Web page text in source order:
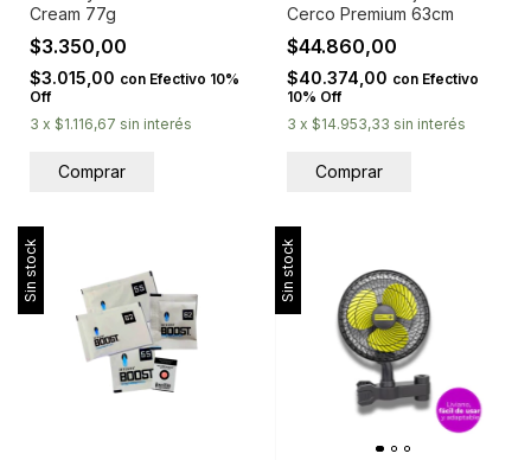
Cream 77g
$3.350,00
$3.015,00 con Efectivo 10%
Off
3 x $1.116,67 sin interés
Cerco Premium 63cm
$44.860,00
$40.374,00 con Efectivo
10% Off
3 x $14.953,33 sin interés
Sin stock Sin stock